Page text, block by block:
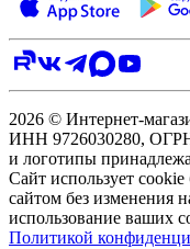
2026 © Интернет-
ИНН 9726030280, ОГРН
и логотипы
Сайт использует cookie
сайтом без изменения
использование ваших
Политикой